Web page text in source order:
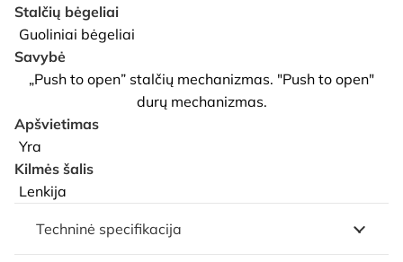
Stalčių bėgeliai
Guoliniai bėgeliai
Savybė
„Push to open” stalčių mechanizmas. "Push to open"
durų mechanizmas.
Apšvietimas
Yra
Kilmės šalis
Lenkija
Techninė specifikacija